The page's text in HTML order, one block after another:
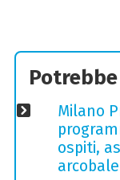
Milano
ospiti,